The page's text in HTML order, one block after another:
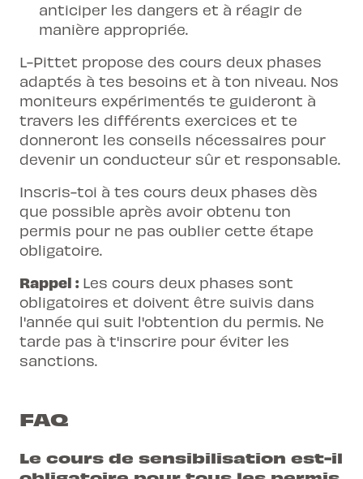
anticiper les dangers et à réagir de
manière appropriée.
L-Pittet propose des cours deux phases
adaptés à tes besoins et à ton niveau. Nos
moniteurs expérimentés te guideront à
travers les différents exercices et te
donneront les conseils nécessaires pour
devenir un conducteur sûr et responsable.
Inscris-toi à tes cours deux phases dès
que possible après avoir obtenu ton
permis pour ne pas oublier cette étape
obligatoire.
Rappel : Les cours deux phases sont
obligatoires et doivent être suivis dans
l'année qui suit l'obtention du permis. Ne
tarde pas à t'inscrire pour éviter les
sanctions.
FAQ
Le cours de sensibilisation est-il